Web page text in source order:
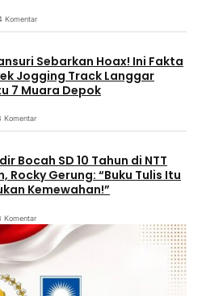
Komentar
Sebarkan Hoax! Ini Fakta
Jogging Track Langgar
7 Muara Depok
Komentar
Bocah SD 10 Tahun di NTT
Rocky Gerung: “Buku Tulis Itu
Kemewahan!”
Komentar